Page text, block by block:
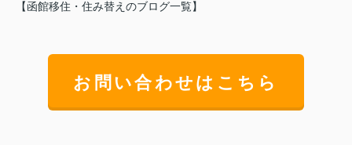
【函館移住・住み替えのブログ一覧】
お問い合わせはこちら